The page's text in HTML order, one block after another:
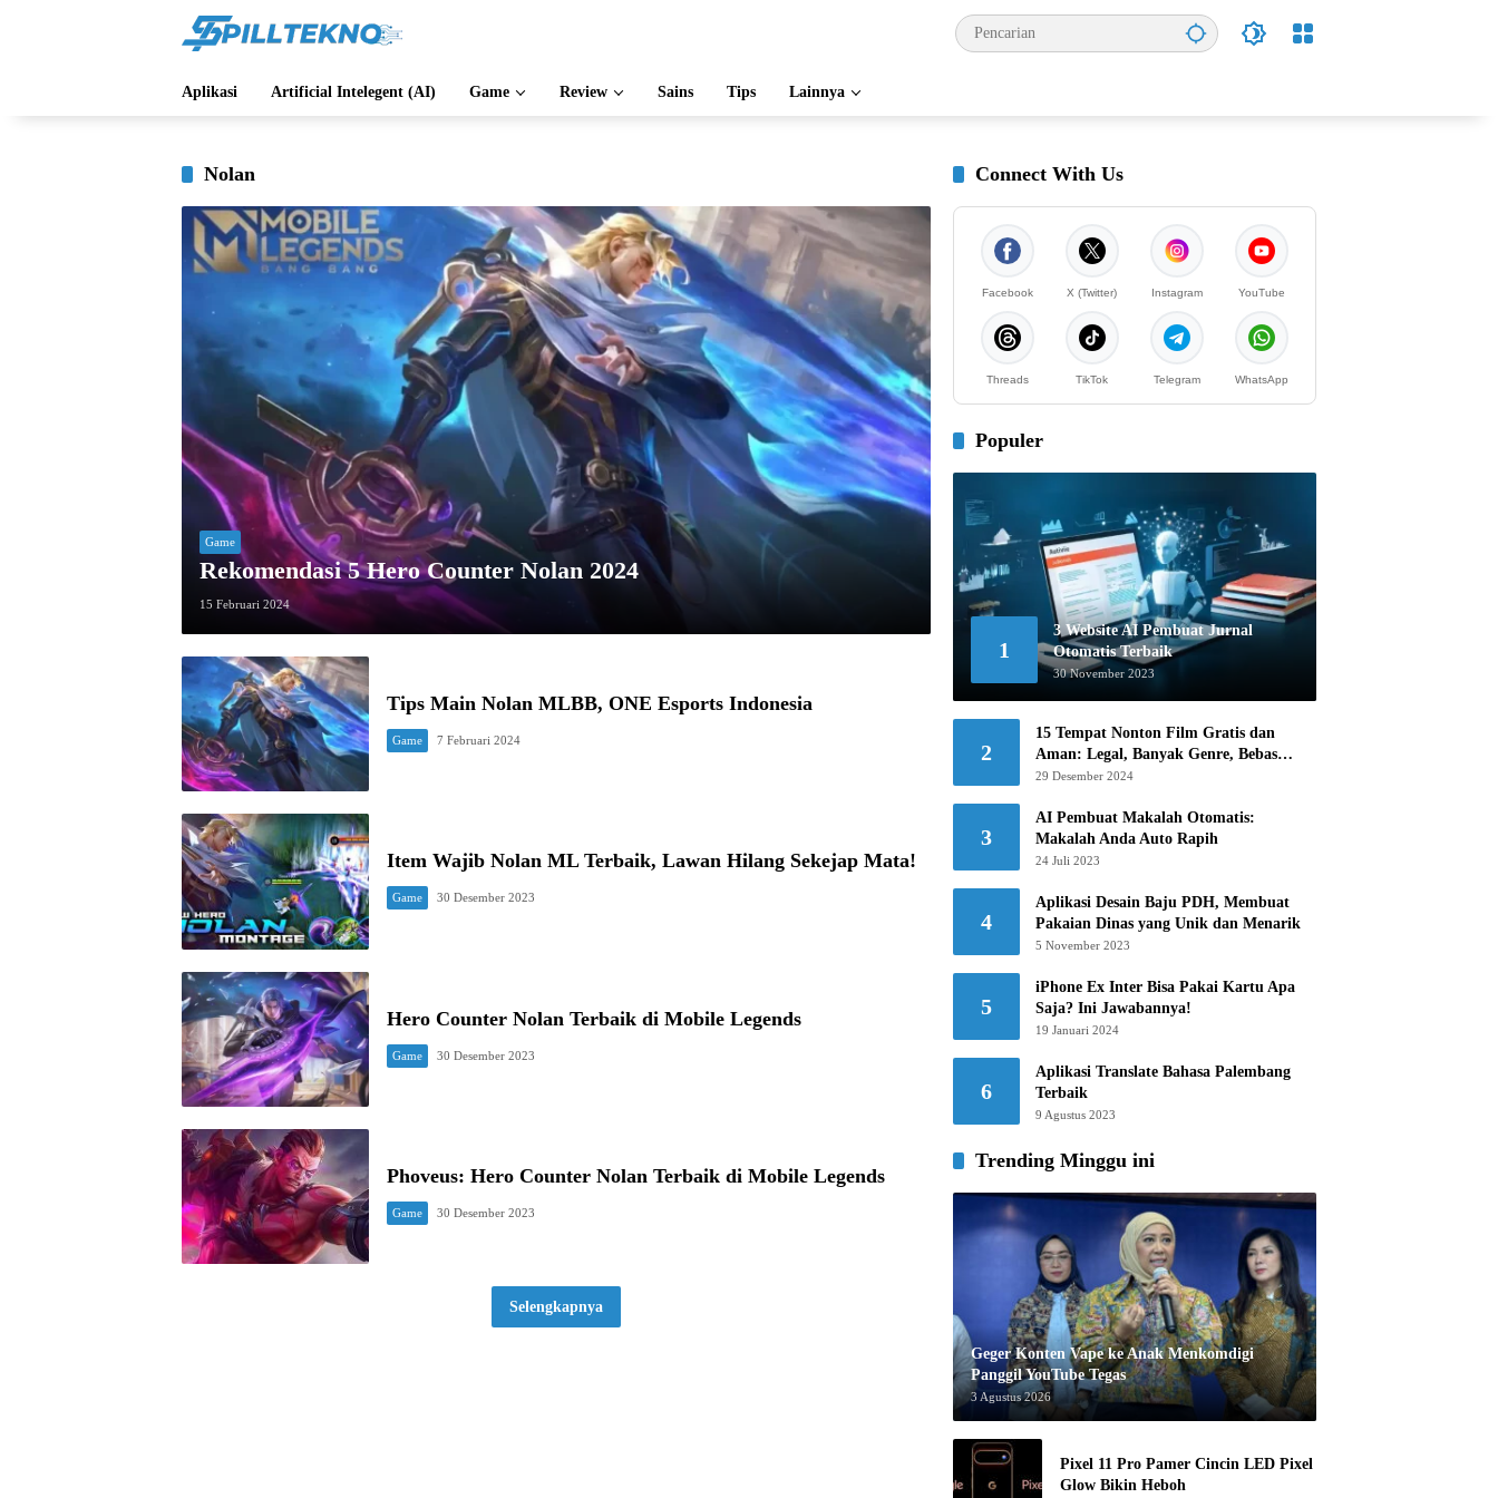
Aplikasi Artificial Intelegent (AI) Game Review Sains Tips Lainnya
Nolan
Game
Rekomendasi 5 Hero Counter Nolan 2024
15 Februari 2024
Tips Main Nolan MLBB, ONE Esports Indonesia
Game 7 Februari 2024
Item Wajib Nolan ML Terbaik, Lawan Hilang Sekejap Mata!
Game 30 Desember 2023
Hero Counter Nolan Terbaik di Mobile Legends
Game 30 Desember 2023
Phoveus: Hero Counter Nolan Terbaik di Mobile Legends
Game 30 Desember 2023
Selengkapnya
Connect With Us
Facebook X (Twitter) Instagram YouTube
Threads TikTok Telegram WhatsApp
Populer
1
3 Website AI Pembuat Jurnal
Otomatis Terbaik
30 November 2023
2
15 Tempat Nonton Film Gratis dan
Aman: Legal, Banyak Genre, Bebas
Khawatir!
29 Desember 2024
3
AI Pembuat Makalah Otomatis:
Makalah Anda Auto Rapih
24 Juli 2023
4
Aplikasi Desain Baju PDH, Membuat
Pakaian Dinas yang Unik dan Menarik
5 November 2023
5
iPhone Ex Inter Bisa Pakai Kartu Apa
Saja? Ini Jawabannya!
19 Januari 2024
6
Aplikasi Translate Bahasa Palembang
Terbaik
9 Agustus 2023
Trending Minggu ini
Geger Konten Vape ke Anak Menkomdigi
Panggil YouTube Tegas
3 Agustus 2026
Pixel 11 Pro Pamer Cincin LED Pixel
Glow Bikin Heboh